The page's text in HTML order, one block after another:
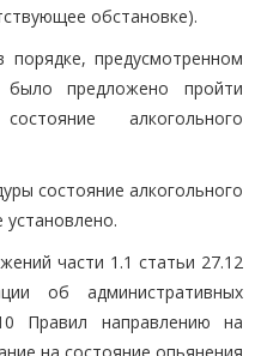
обстановке).
предусмотренном
предложено пройти
алкогольного
состояние алкогольного
части 1.1 статьи 27.12
об административных
Правил направлению на